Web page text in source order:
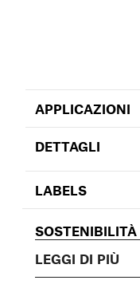
APPLICAZIONI
DETTAGLI
LABELS
SOSTENIBILITÀ
LEGGI DI PIÙ